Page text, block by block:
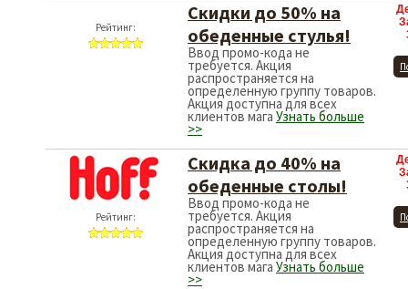
Рейтинг:
Скидки до 50% на
обеденные стулья!
Ввод промо-кода не
требуется. Акция
распространяется на
определенную группу товаров.
Акция доступна для всех
клиентов мага Узнать больше
>>
Рейтинг:
Скидка до 40% на
обеденные столы!
Ввод промо-кода не
требуется. Акция
распространяется на
определенную группу товаров.
Акция доступна для всех
клиентов мага Узнать больше
>>